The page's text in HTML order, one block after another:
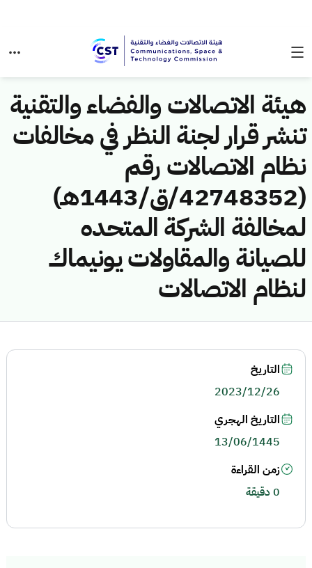
هيئة الاتصالات والفضاء والتقنية
تنشر قرار لجنة النظر في مخالفات
نظام الاتصالات رقم
(42748352/ق/1443هـ)
لمخالفة الشركة المتحده
للصيانة والمقاولات يونيماك
لنظام الاتصالات
التاريخ
2023/12/26
التاريخ الهجري
13/06/1445
زمن القراءة
0 دقيقة